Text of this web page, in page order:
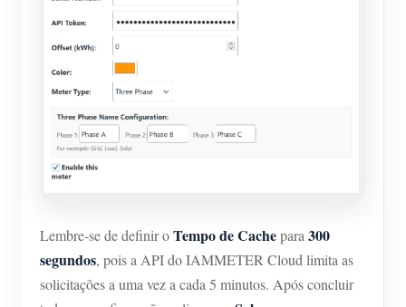
Lembre-se de definir oTempo de Cachepara 300
segundos, pois a API do IAMMETER Cloud limita as
solicitações a uma vez a cada 5 minutos. Após concluir